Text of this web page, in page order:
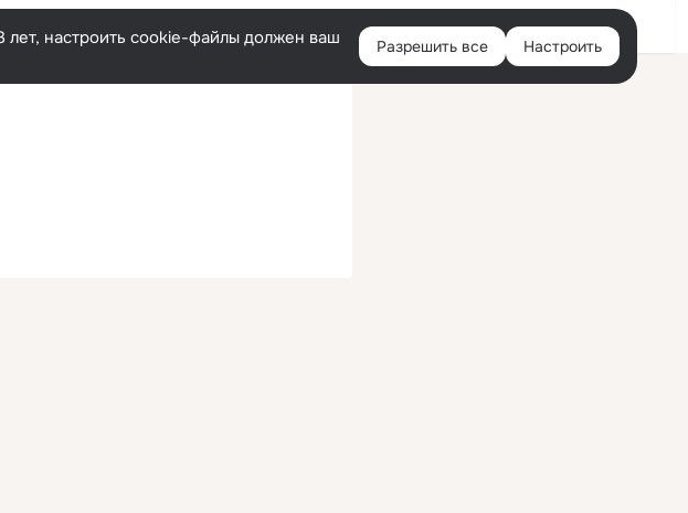
Войти
лет, настроить cookie-файлы должен ваш
Разрешить все Настроить